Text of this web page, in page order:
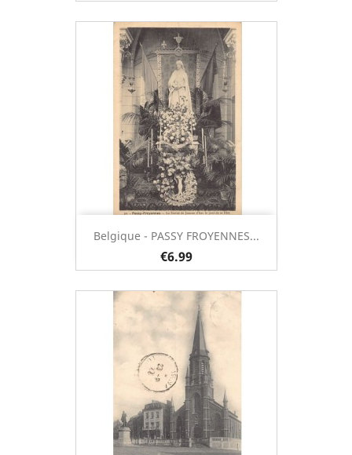
Belgique - PASSY FROYENNES...
€6.99